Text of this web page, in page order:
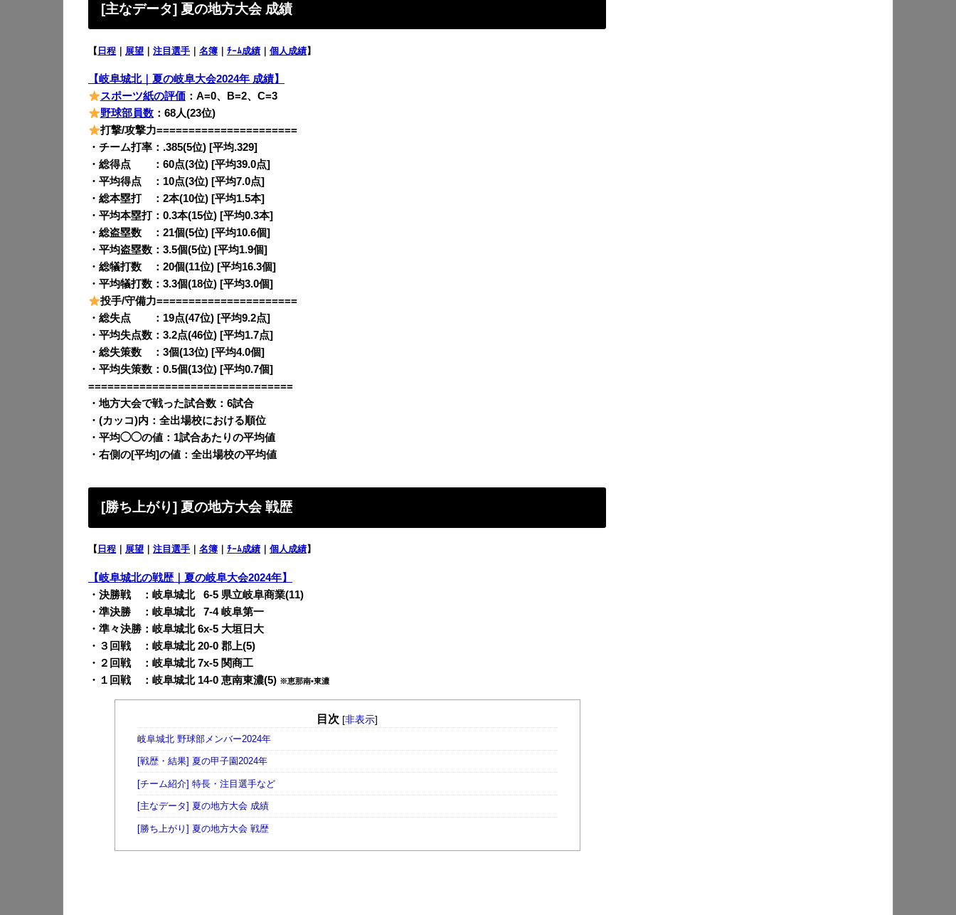
[主なデータ] 夏の地方大会 成績
【 日程 展望 注目選手 名簿 ﾁｰﾑ成績 個人成績】
【岐阜城北｜夏の岐阜大会2024年 成績】
スポーツ紙の評価：A=0、B=2、C=3
野球部員数：68人(23位)
打撃/攻撃力======================
・チーム打率：.385(5位) [平均.329]
・総得点 ：60点(3位) [平均39.0点]
・平均得点 ：10点(3位) [平均7.0点]
・総本塁打 ：2本(10位) [平均1.5本]
・平均本塁打：0.3本(15位) [平均0.3本]
・総盗塁数 ：21個(5位) [平均10.6個]
・平均盗塁数：3.5個(5位) [平均1.9個]
・総犠打数 ：20個(11位) [平均16.3個]
・平均犠打数：3.3個(18位) [平均3.0個]
投手/守備力======================
・総失点 ：19点(47位) [平均9.2点]
・平均失点数：3.2点(46位) [平均1.7点]
・総失策数 ：3個(13位) [平均4.0個]
・平均失策数：0.5個(13位) [平均0.7個]
================================
・地方大会で戦った試合数：6試合
・(カッコ)内：全出場校における順位
・平均◯◯の値：1試合あたりの平均値
・右側の[平均]の値：全出場校の平均値
[勝ち上がり] 夏の地方大会 戦歴
【 日程 展望 注目選手 名簿 ﾁｰﾑ成績 個人成績】
【岐阜城北の戦歴｜夏の岐阜大会2024年】
・決勝戦 ：岐阜城北
6-5 県立岐阜商業(11)
・準決勝 ：岐阜城北
7-4 岐阜第一
・準々決勝：岐阜城北 6x-5 大垣日大
・３回戦 ：岐阜城北 20-0 郡上(5)
・２回戦 ：岐阜城北 7x-5 関商工
・１回戦 ：岐阜城北 14-0 恵南東濃(5) ※恵那南•東濃
目次 [非表示]
岐阜城北 野球部メンバー2024年
[戦歴・結果] 夏の甲子園2024年
[チーム紹介] 特長・注目選手など
[主なデータ] 夏の地方大会 成績
[勝ち上がり] 夏の地方大会 戦歴